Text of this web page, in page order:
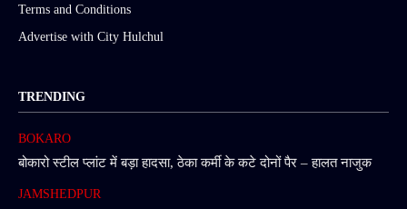
Terms and Conditions
Advertise with City Hulchul
TRENDING
BOKARO
बोकारो स्टील प्लांट में बड़ा हादसा, ठेका कर्मी के कटे दोनों पैर – हालत नाजुक
JAMSHEDPUR